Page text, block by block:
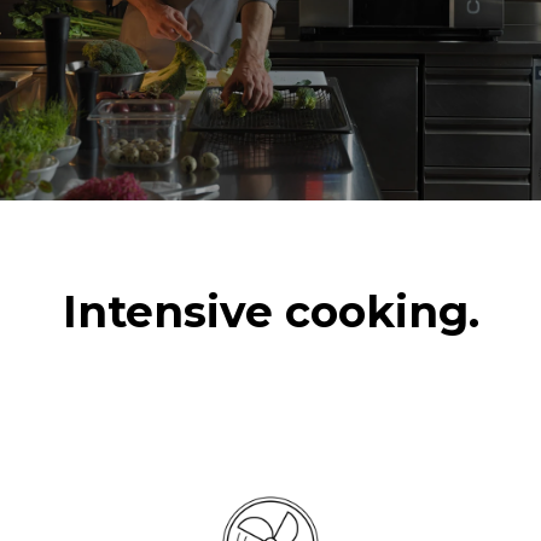
(загрузка 20%)
1 полная загрузка
жареного картофеля
3 полные загрузки блюд
на пару
2 часа работы пустой
печи при 180 °C
Intensive cooking.